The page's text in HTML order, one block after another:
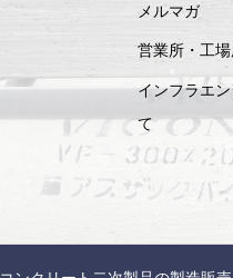
メルマガ
営業所・工
インフラエ
て